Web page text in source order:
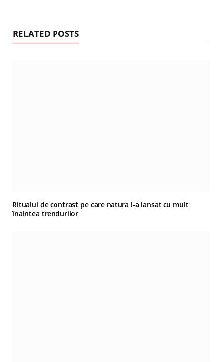
RELATED POSTS
Ritualul de contrast pe care natura l-a lansat cu mult
înaintea trendurilor